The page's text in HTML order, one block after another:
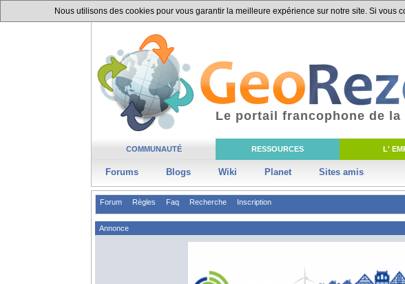
Nous utilisons des cookies pour vous garantir la meilleure expérience sur notre site. Si
COMMUNAUTÉ RESSOURCES L'
Forums Blogs Wiki Planet Sites amis
Le portail francophone de la
Forum Règles Faq Recherche Inscription
Annonce